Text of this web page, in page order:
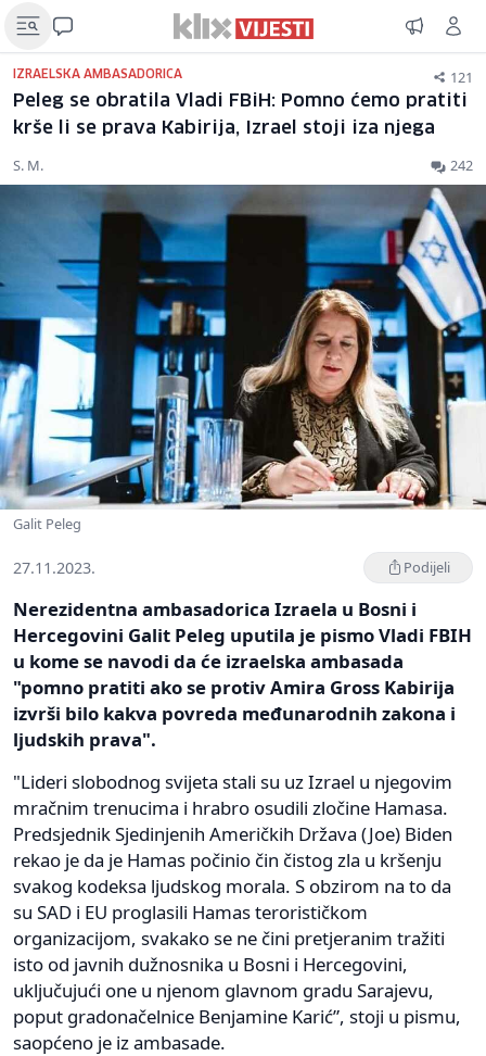
IZRAELSKA AMBASADORICA 121
Peleg se obratila Vladi FBiH: Pomno ćemo pratiti
krše li se prava Kabirija, Izrael stoji iza njega
S. M. 242
Galit Peleg
27.11.2023. Podijeli
Nerezidentna ambasadorica Izraela u Bosni i
Hercegovini Galit Peleg uputila je pismo Vladi FBIH
u kome se navodi da će izraelska ambasada
"pomno pratiti ako se protiv Amira Gross Kabirija
izvrši bilo kakva povreda međunarodnih zakona i
ljudskih prava".
"Lideri slobodnog svijeta stali su uz Izrael u njegovim
mračnim trenucima i hrabro osudili zločine Hamasa.
Predsjednik Sjedinjenih Američkih Država (Joe) Biden
rekao je da je Hamas počinio čin čistog zla u kršenju
svakog kodeksa ljudskog morala. S obzirom na to da
su SAD i EU proglasili Hamas terorističkom
organizacijom, svakako se ne čini pretjeranim tražiti
isto od javnih dužnosnika u Bosni i Hercegovini,
uključujući one u njenom glavnom gradu Sarajevu,
poput gradonačelnice Benjamine Karić”, stoji u pismu,
saopćeno je iz ambasade.